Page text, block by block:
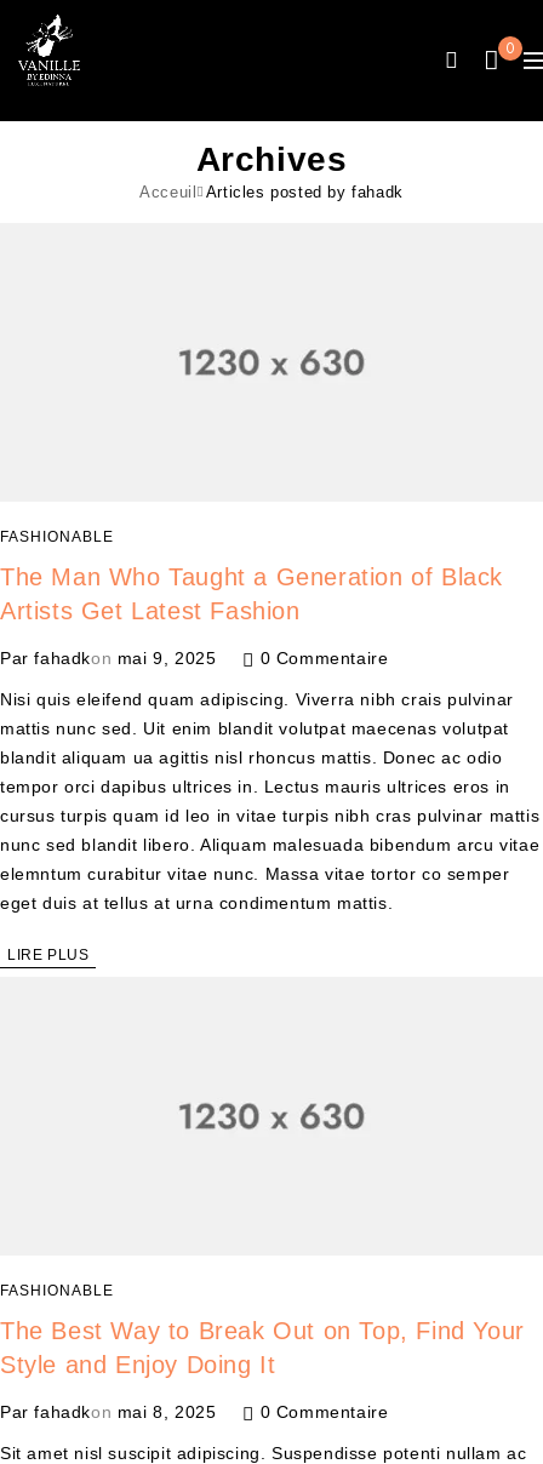
0
Archives
Acceuil Articles posted by fahadk
FASHIONABLE
The Man Who Taught a Generation of Black
Artists Get Latest Fashion
Par fahadkon mai 9, 2025 0 Commentaire
Nisi quis eleifend quam adipiscing. Viverra nibh crais pulvinar
mattis nunc sed. Uit enim blandit volutpat maecenas volutpat
blandit aliquam ua agittis nisl rhoncus mattis. Donec ac odio
tempor orci dapibus ultrices in. Lectus mauris ultrices eros in
cursus turpis quam id leo in vitae turpis nibh cras pulvinar mattis
nunc sed blandit libero. Aliquam malesuada bibendum arcu vitae
elemntum curabitur vitae nunc. Massa vitae tortor co semper
eget duis at tellus at urna condimentum mattis.
LIRE PLUS
FASHIONABLE
The Best Way to Break Out on Top, Find Your
Style and Enjoy Doing It
Par fahadkon mai 8, 2025 0 Commentaire
Sit amet nisl suscipit adipiscing. Suspendisse potenti nullam ac